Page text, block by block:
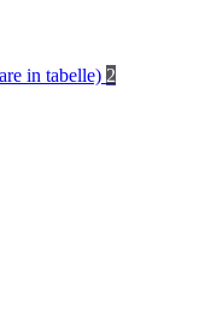
in tabelle) 2